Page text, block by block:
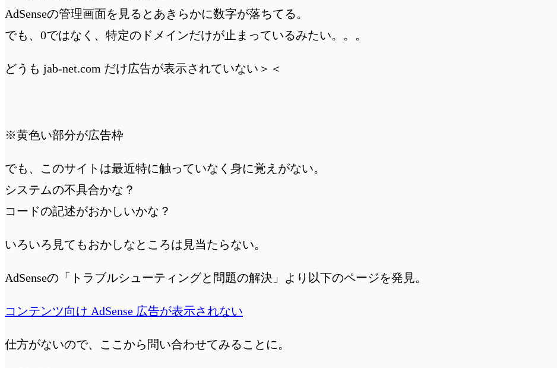
AdSenseの管理画面を見るとあきらかに数字が落ちてる。
でも、0ではなく、特定のドメインだけが止まっているみたい。。。
どうも jab-net.com だけ広告が表示されていない＞＜
※黄色い部分が広告枠
でも、このサイトは最近特に触っていなく身に覚えがない。
システムの不具合かな？
コードの記述がおかしいかな？
いろいろ見てもおかしなところは見当たらない。
AdSenseの「トラブルシューティングと問題の解決」より以下のページを発見。
コンテンツ向け AdSense 広告が表示されない
仕方がないので、ここから問い合わせてみることに。